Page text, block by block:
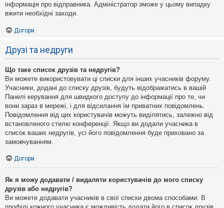
інформація про відправника. Адміністратор зможе у цьому випадку
вжити необхідні заходи.
Догори
Друзі та недруги
Що таке список друзів та недругів?
Ви можете використовувати ці списки для інших учасників форуму.
Учасники, додані до списку друзів, будуть відображатись в вашій
Панелі керування для швидкого доступу до інформації про те, чи
вони зараз в мережі, і для відсилання їм приватних повідомлень.
Повідомлення від цих користувачів можуть виділятись, залежно від
встановленого стилю конференції. Якщо ви додали учасника в
список ваших недругів, усі його повідомлення буде приховано за
замовчуванням.
Догори
Як я можу додавати / видаляти користувачів до мого списку
друзів або недругів?
Ви можете додавати учасників в свої списки двома способами. В